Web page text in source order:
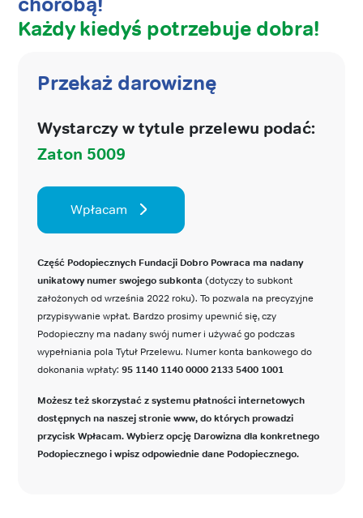
Każdy kiedyś potrzebuje dobra!
Przekaż darowiznę
Wystarczy w tytule przelewu podać:
Zaton 5009
Wpłacam
Część Podopiecznych Fundacji Dobro Powraca ma nadany
unikatowy numer swojego subkonta (dotyczy to subkont
założonych od września 2022 roku). To pozwala na precyzyjne
przypisywanie wpłat. Bardzo prosimy upewnić się, czy
Podopieczny ma nadany swój numer i używać go podczas
wypełniania pola Tytuł Przelewu. Numer konta bankowego do
dokonania wpłaty: 95 1140 1140 0000 2133 5400 1001
Możesz też skorzystać z systemu płatności internetowych
dostępnych na naszej stronie www, do których prowadzi
przycisk Wpłacam. Wybierz opcję Darowizna dla konkretnego
Podopiecznego i wpisz odpowiednie dane Podopiecznego.